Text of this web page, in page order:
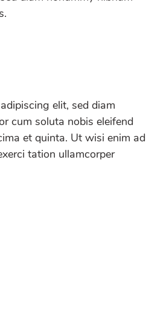
elit, sed diam
cum soluta nobis eleifend
et quinta. Ut wisi enim ad
tation ullamcorper